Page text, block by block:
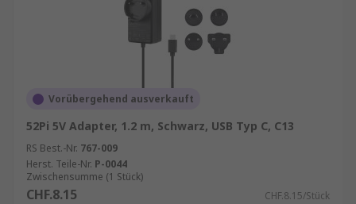
Vorübergehend ausverkauft
52Pi 5V Adapter, 1.2 m, Schwarz, USB Typ C, C13
RS Best.-Nr. 767-009
Herst. Teile-Nr. P-0044
Zwischensumme (1 Stück)
CHF.8.15 CHF.8.15/Stück